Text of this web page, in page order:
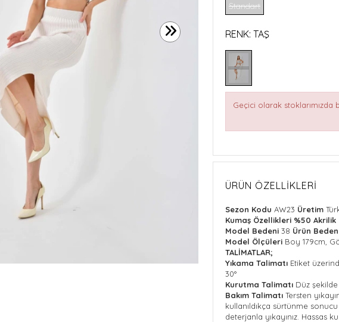
Standart
RENK: TAŞ
Geçici olarak stoklarımızda
ÜRÜN ÖZELLIKLERI
Sezon Kodu AW23 Üretim
Kumaş Özellikleri %50 Akrilik
Model Bedeni 38 Ürün
Model Ölçüleri Boy 179cm,
TALİMATLAR;
Yıkama Talimatı Etiket
30°
Kurutma Talimatı Düz
Bakım Talimatı Tersten
kullanıldıkça sürtünme
deterjanla yıkayınız. Hassas